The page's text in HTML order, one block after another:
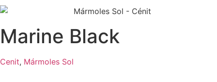
Marine Black
Cenit, Mármoles Sol